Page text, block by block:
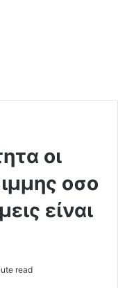
οι
οσο
είναι
read